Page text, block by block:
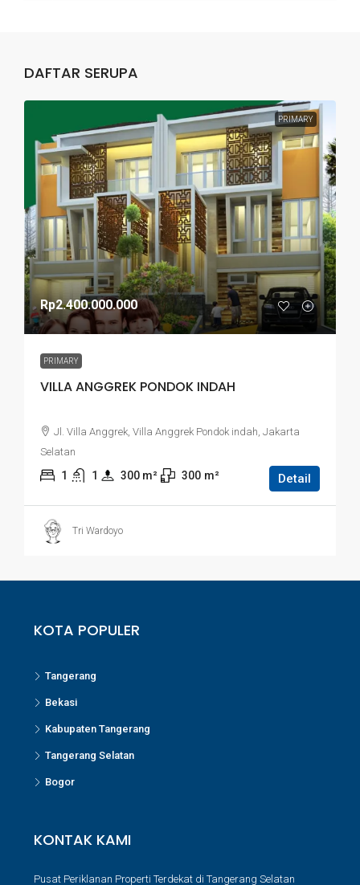
DAFTAR SERUPA
PRIMARY
Rp2.400.000.000
PRIMARY
VILLA ANGGREK PONDOK INDAH
Jl. Villa Anggrek, Villa Anggrek Pondok indah, Jakarta
Selatan
1 1 300 m² 300 m² Detail
Tri Wardoyo
KOTA POPULER
Tangerang
Bekasi
Kabupaten Tangerang
Tangerang Selatan
Bogor
KONTAK KAMI
Pusat Periklanan Properti Terdekat di Tangerang Selatan